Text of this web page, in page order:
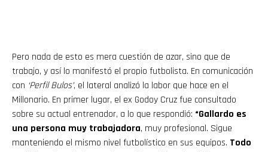
Pero nada de esto es mera cuestión de azar, sino que de
trabajo, y así lo manifestó el propio futbolista. En comunicación
con ‘Perfil Bulos’, el lateral analizó la labor que hace en el
Millonario. En primer lugar, el ex Godoy Cruz fue consultado
sobre su actual entrenador, a lo que respondió: “Gallardo es
una persona muy trabajadora, muy profesional. Sigue
manteniendo el mismo nivel futbolístico en sus equipos. Todo